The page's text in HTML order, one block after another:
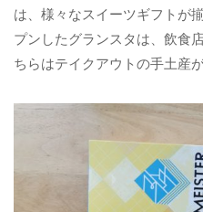
は、様々なスイーツギフトが
プンしたグランスタは、飲食
ちらはテイクアウトの手土産